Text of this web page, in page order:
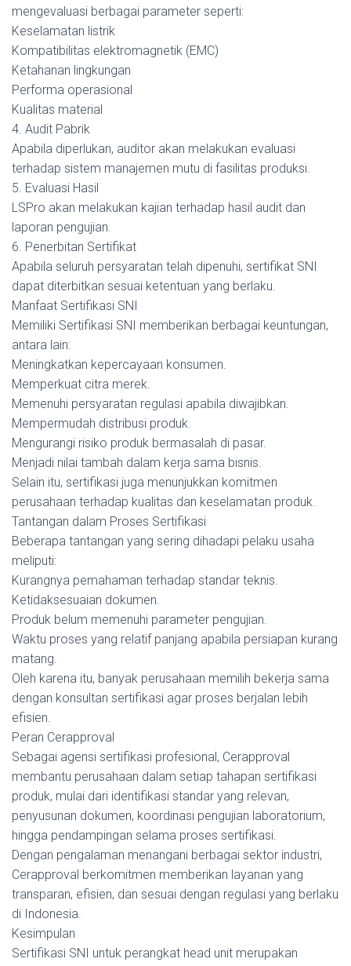
mengevaluasi berbagai parameter seperti:
Keselamatan listrik
Kompatibilitas elektromagnetik (EMC)
Ketahanan lingkungan
Performa operasional
Kualitas material
4. Audit Pabrik
Apabila diperlukan, auditor akan melakukan evaluasi
terhadap sistem manajemen mutu di fasilitas produksi.
5. Evaluasi Hasil
LSPro akan melakukan kajian terhadap hasil audit dan
laporan pengujian.
6. Penerbitan Sertifikat
Apabila seluruh persyaratan telah dipenuhi, sertifikat SNI
dapat diterbitkan sesuai ketentuan yang berlaku.
Manfaat Sertifikasi SNI
Memiliki Sertifikasi SNI memberikan berbagai keuntungan,
antara lain:
Meningkatkan kepercayaan konsumen.
Memperkuat citra merek.
Memenuhi persyaratan regulasi apabila diwajibkan.
Mempermudah distribusi produk.
Mengurangi risiko produk bermasalah di pasar.
Menjadi nilai tambah dalam kerja sama bisnis.
Selain itu, sertifikasi juga menunjukkan komitmen
perusahaan terhadap kualitas dan keselamatan produk.
Tantangan dalam Proses Sertifikasi
Beberapa tantangan yang sering dihadapi pelaku usaha
meliputi:
Kurangnya pemahaman terhadap standar teknis.
Ketidaksesuaian dokumen.
Produk belum memenuhi parameter pengujian.
Waktu proses yang relatif panjang apabila persiapan kurang
matang.
Oleh karena itu, banyak perusahaan memilih bekerja sama
dengan konsultan sertifikasi agar proses berjalan lebih
efisien.
Peran Cerapproval
Sebagai agensi sertifikasi profesional, Cerapproval
membantu perusahaan dalam setiap tahapan sertifikasi
produk, mulai dari identifikasi standar yang relevan,
penyusunan dokumen, koordinasi pengujian laboratorium,
hingga pendampingan selama proses sertifikasi.
Dengan pengalaman menangani berbagai sektor industri,
Cerapproval berkomitmen memberikan layanan yang
transparan, efisien, dan sesuai dengan regulasi yang berlaku
di Indonesia.
Kesimpulan
Sertifikasi SNI untuk perangkat head unit merupakan